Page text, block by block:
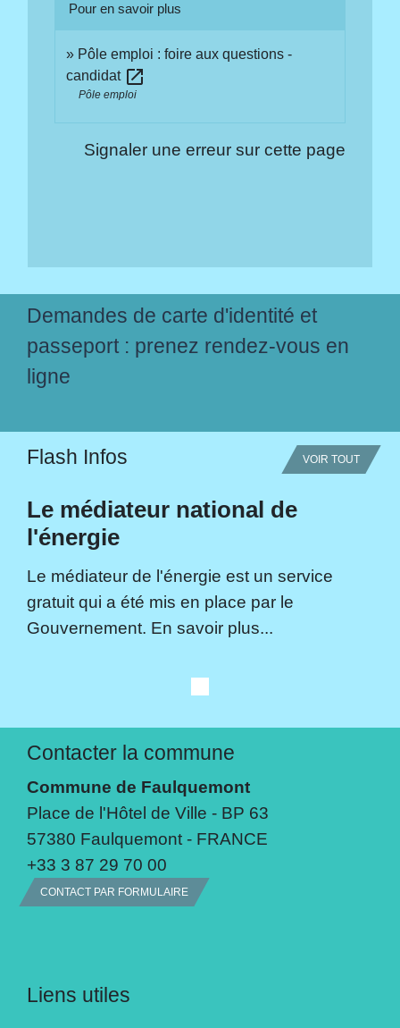
Pour en savoir plus
Pôle emploi : foire aux questions -
candidat open_in_new
Pôle emploi
Signaler une erreur sur cette page
Demandes de carte d'identité et
passeport : prenez rendez-vous en
ligne
Flash Infos VOIR TOUT
Le médiateur national de
l'énergie
Le médiateur de l'énergie est un service
gratuit qui a été mis en place par le
Gouvernement. En savoir plus...
Contacter la commune
Commune de Faulquemont
Place de l'Hôtel de Ville - BP 63
57380 Faulquemont - FRANCE
+33 3 87 29 70 00
CONTACT PAR FORMULAIRE
Liens utiles